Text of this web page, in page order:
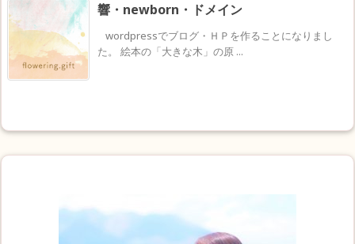
響・newborn・ドメイン
wordpressでブログ・ＨＰを作ることになりまし
た。 絵本の「大きな木」の原 ...